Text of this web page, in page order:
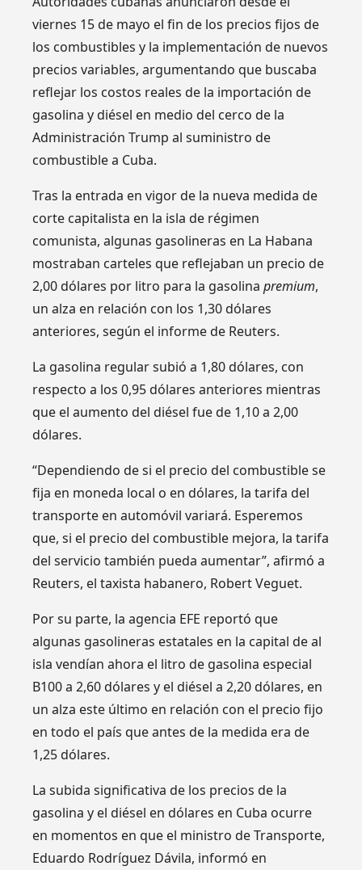
viernes 15 de mayo el fin de los precios fijos de
los combustibles y la implementación de nuevos
precios variables, argumentando que buscaba
reflejar los costos reales de la importación de
gasolina y diésel en medio del cerco de la
Administración Trump al suministro de
combustible a Cuba.
Tras la entrada en vigor de la nueva medida de
corte capitalista en la isla de régimen
comunista, algunas gasolineras en La Habana
mostraban carteles que reflejaban un precio de
2,00 dólares por litro para la gasolinapremium,
un alza en relación con los 1,30 dólares
anteriores, según el informe de Reuters.
La gasolina regular subió a 1,80 dólares, con
respecto a los 0,95 dólares anteriores mientras
que el aumento del diésel fue de 1,10 a 2,00
dólares.
“Dependiendo de si el precio del combustible se
fija en moneda local o en dólares, la tarifa del
transporte en automóvil variará. Esperemos
que, si el precio del combustible mejora, la tarifa
del servicio también pueda aumentar”, afirmó a
Reuters, el taxista habanero, Robert Veguet.
Por su parte, la agencia EFE reportó que
algunas gasolineras estatales en la capital de al
isla vendían ahora el litro de gasolina especial
B100 a 2,60 dólares y el diésel a 2,20 dólares, en
un alza este último en relación con el precio fijo
en todo el país que antes de la medida era de
1,25 dólares.
La subida significativa de los precios de la
gasolina y el diésel en dólares en Cuba ocurre
en momentos en que el ministro de Transporte,
Eduardo Rodríguez Dávila, informó en